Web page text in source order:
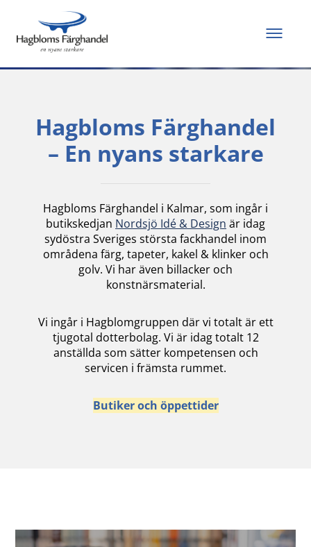
Allt du behöver för
att måla och renovera
Hagbloms Färghandel
– En nyans starkare
Hagbloms Färghandel i Kalmar, som ingår i
butikskedjan Nordsjö Idé & Design är idag
sydöstra Sveriges största fackhandel inom
områdena färg, tapeter, kakel & klinker och
golv. Vi har även billacker och
konstnärsmaterial.
Vi ingår i Hagblomgruppen där vi totalt är ett
tjugotal dotterbolag. Vi är idag totalt 12
anställda som sätter kompetensen och
servicen i främsta rummet.
Butiker och öppettider